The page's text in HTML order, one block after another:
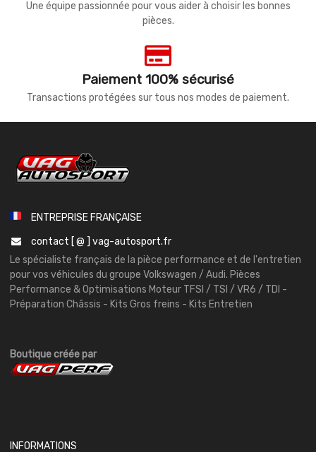
Une équipe passionnée pour vous aider à choisir les bonnes
pièces.
Paiement 100% sécurisé
Transactions protégées sur tous nos modes de paiement.
ENTREPRISE FRANÇAISE
contact [ @ ] vag-autosport.fr
Le spécialiste français de la pièce performance et de l'entretien
pour vos véhicules du groupe Volkswagen / Audi. Pièces
Performance & Optimisations Moteur TFSI / TSI / VR6 / TDI -
Préparation Châssis - Kits Gros freins - Kits Entretien
Boutique créée par
INFORMATIONS